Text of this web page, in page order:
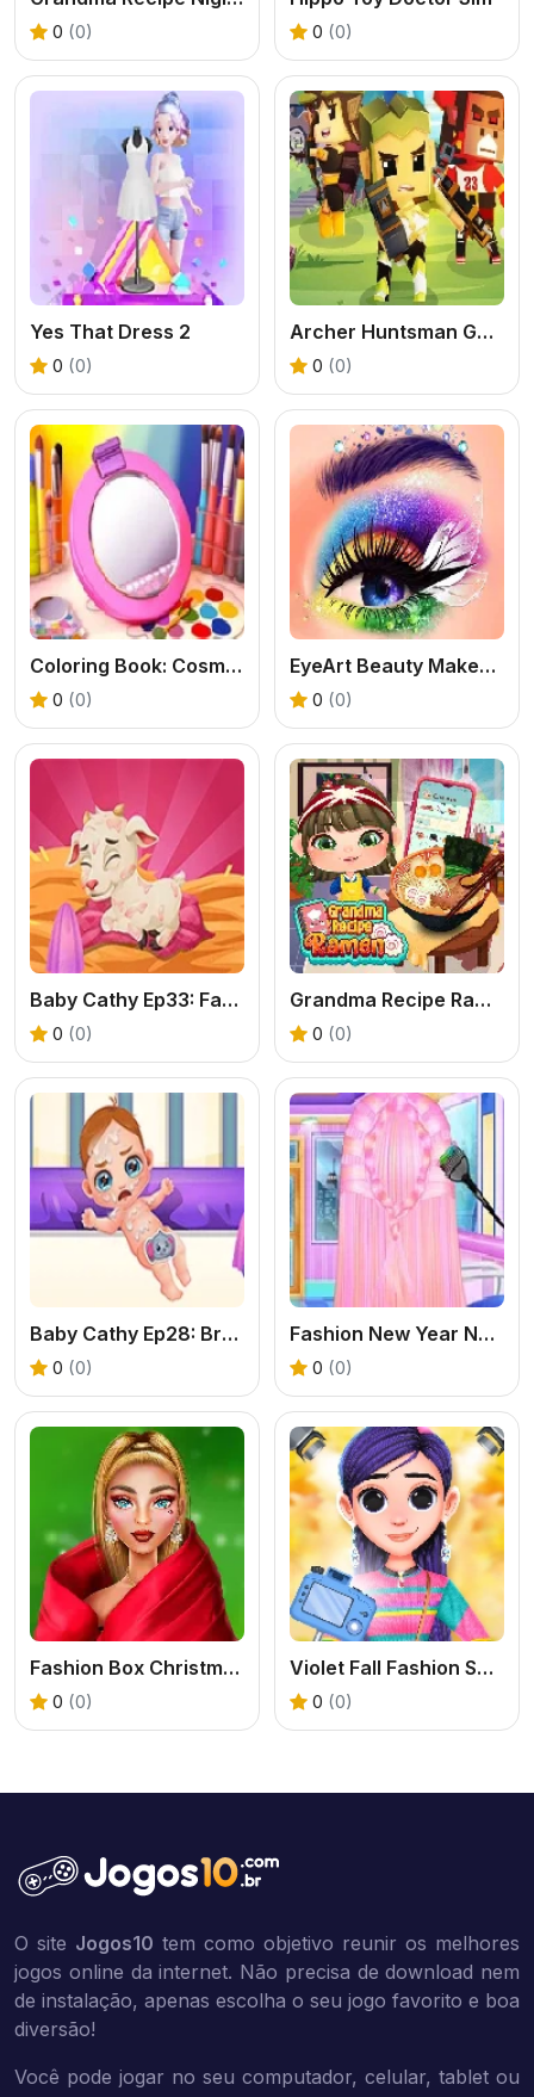
0 (0) 0 (0)
Yes That Dress 2
0 (0)
Archer Huntsman Game
0 (0)
Coloring Book: Cosmetics
0 (0)
EyeArt Beauty Makeup Artist
0 (0)
Baby Cathy Ep33: Farming Life
0 (0)
Grandma Recipe Ramen
0 (0)
Baby Cathy Ep28: Brother Born
0 (0)
Fashion New Year New Hairstyles
0 (0)
Fashion Box Christmas Diva
0 (0)
Violet Fall Fashion Shoot
0 (0)
O site Jogos10 tem como objetivo reunir os melhores
jogos online da internet. Não precisa de download nem
de instalação, apenas escolha o seu jogo favorito e boa
diversão!
Você pode jogar no seu computador, celular, tablet ou